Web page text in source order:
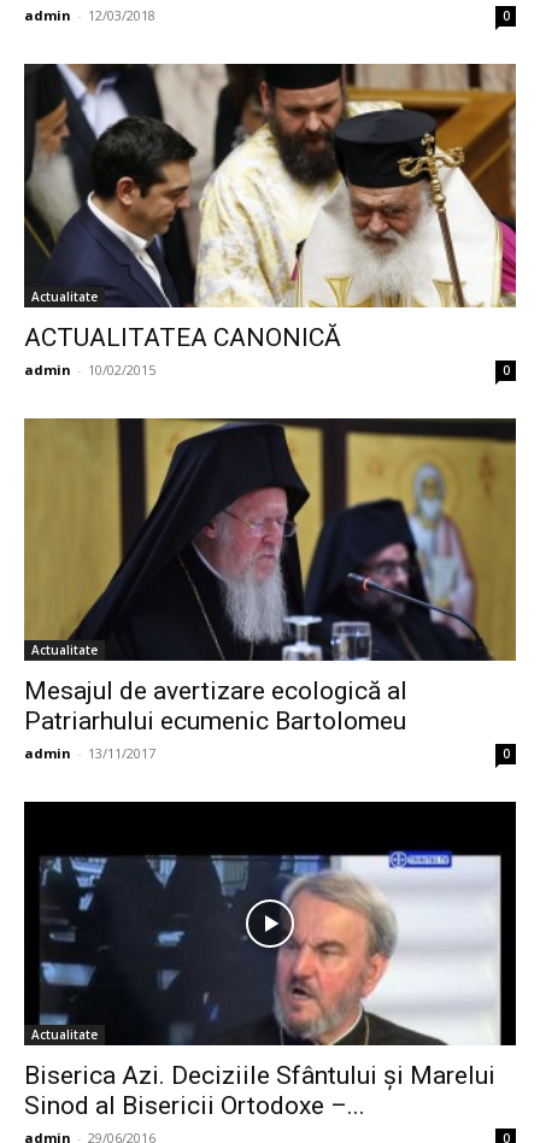
admin - 12/03/2018 0
Actualitate
ACTUALITATEA CANONICĂ
admin - 10/02/2015 0
Actualitate
Mesajul de avertizare ecologică al
Patriarhului ecumenic Bartolomeu
admin - 13/11/2017 0
Actualitate
Biserica Azi. Deciziile Sfântului și Marelui
Sinod al Bisericii Ortodoxe –...
admin - 29/06/2016 0